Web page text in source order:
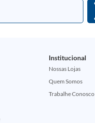
Institucional
Nossas Lojas
Quem Somos
Trabalhe Conosco